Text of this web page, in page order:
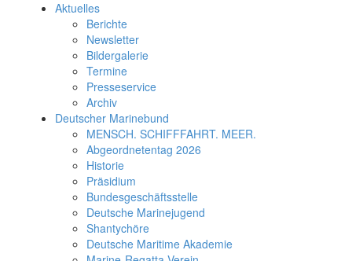
Aktuelles
Berichte
Newsletter
Bildergalerie
Termine
Presseservice
Archiv
Deutscher Marinebund
MENSCH. SCHIFFFAHRT. MEER.
Abgeordnetentag 2026
Historie
Präsidium
Bundesgeschäftsstelle
Deutsche Marinejugend
Shantychöre
Deutsche Maritime Akademie